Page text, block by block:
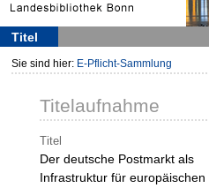
Titel
Sie sind hier: E-Pflicht-Sammlung
Titelaufnahme
Titel
Der deutsche Postmarkt als
Infrastruktur für europäischen